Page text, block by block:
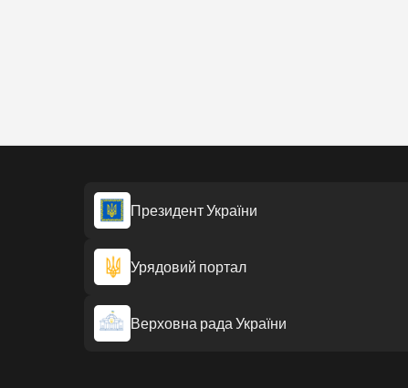
Президент України
Урядовий портал
Верховна рада України